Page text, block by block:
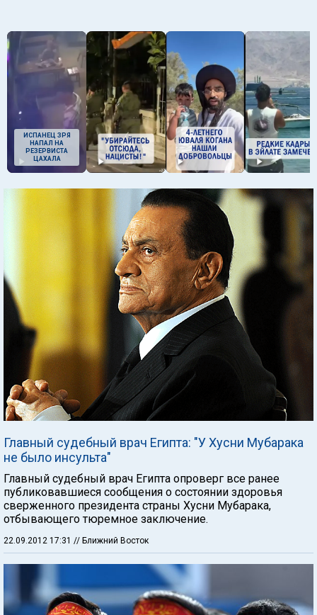
ИСПАНЕЦ ЗРЯ
НАПАЛ НА
РЕЗЕРВИСТА
ЦАХАЛА
Главный судебный врач Египта: "У Хусни Мубарака
не было инсульта"
Главный судебный врач Египта опроверг все ранее
публиковавшиеся сообщения о состоянии здоровья
сверженного президента страны Хусни Мубарака,
отбывающего тюремное заключение.
22.09.2012 17:31 // Ближний Восток